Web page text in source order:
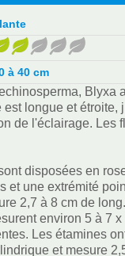
à 40 cm
longue et
de l'éclairage. Les
disposées en
et une extrémité
2,7 à 8 cm de
environ 5 à 7
Les étamines
et mesure